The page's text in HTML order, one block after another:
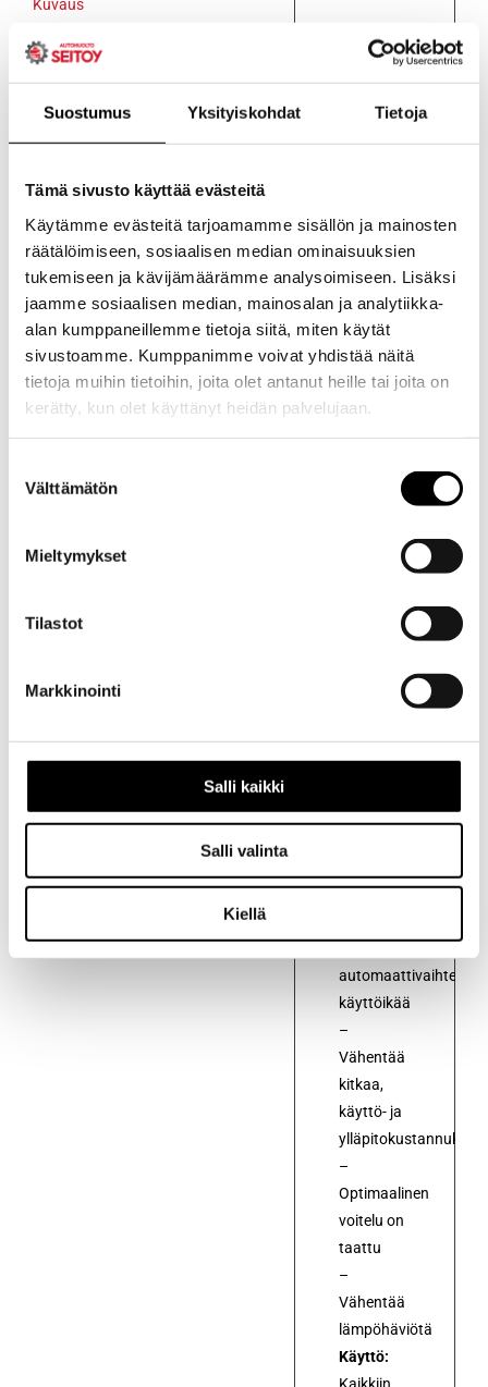
Suostumus Yksityiskohdat Tietoja
Tämä sivusto käyttää evästeitä
Käytämme evästeitä tarjoamamme sisällön ja mainosten
räätälöimiseen, sosiaalisen median ominaisuuksien
tukemiseen ja kävijämäärämme analysoimiseen. Lisäksi
jaamme sosiaalisen median, mainosalan ja analytiikka-
alan kumppaneillemme tietoja siitä, miten käytät
sivustoamme. Kumppanimme voivat yhdistää näitä
tietoja muihin tietoihin, joita olet antanut heille tai joita on
kerätty, kun olet käyttänyt heidän palvelujaan.
valinta
Välttämätön
Mieltymykset
Tilastot
Markkinointi
Salli kaikki
Salli valinta
Kiellä
Kuvaus
Kuvaus
Automatic
Transmission
Hoitoaine
Ominaisuudet:
Tämä
tehokas
lisäaine
vähentää
kitkaa,
kovettuneet
vaihtaminen
pidempi
Vähentää
vaihteistoon
käyttöikää
–
Vähentää
kitkaa,
käyttö- ja
ylläpitokustannuksia
–
Optimaalinen
voitelu on
taattu
–
Vähentää
lämpöhäviötä
Käyttö: